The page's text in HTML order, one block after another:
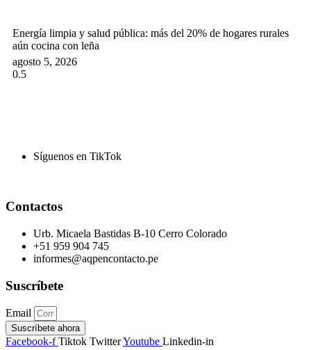
Energía limpia y salud pública: más del 20% de hogares rurales
aún cocina con leña
agosto 5, 2026
Síguenos en TikTok
Contactos
Urb. Micaela Bastidas B-10 Cerro Colorado
+51 959 904 745
informes@aqpencontacto.pe
Suscríbete
Email
Suscríbete ahora
Facebook-f Tiktok TwitterYoutube Linkedin-in